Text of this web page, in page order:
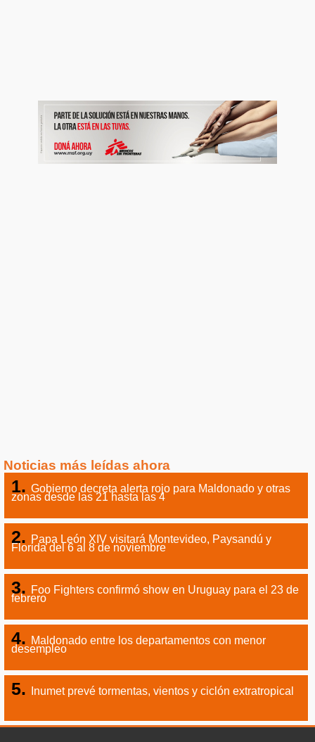
Noticias más leídas ahora
Gobierno decreta alerta rojo para Maldonado y otras
zonas desde las 21 hasta las 4
Papa León XIV visitará Montevideo, Paysandú y
Florida del 6 al 8 de noviembre
Foo Fighters confirmó show en Uruguay para el 23 de
febrero
Maldonado entre los departamentos con menor
desempleo
Inumet prevé tormentas, vientos y ciclón extratropical